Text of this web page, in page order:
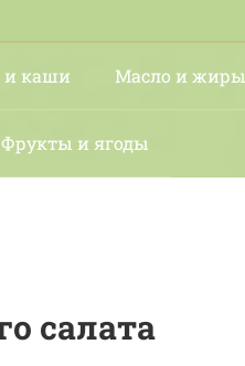
каши Масло и жиры
Фрукты и ягоды
салата